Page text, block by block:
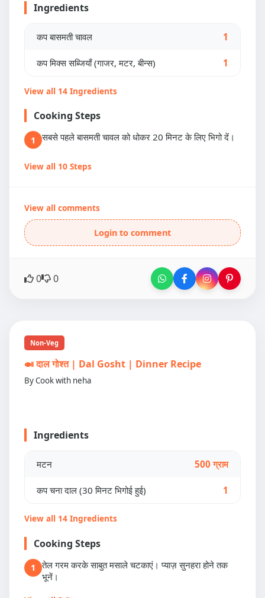
Ingredients
कप बासमती चावल 1
कप मिक्स सब्जियाँ (गाजर, मटर, बीन्स) 1
View all 14 Ingredients
Cooking Steps
1 सबसे पहले बासमती चावल को धोकर 20 मिनट के लिए भिगो दें।
View all 10 Steps
View all comments
Login to comment
0 0
Non-Veg
🍛 दाल गोश्त | Dal Gosht | Dinner Recipe
By Cook with neha
Ingredients
मटन 500 ग्राम
कप चना दाल (30 मिनट भिगोई हुई) 1
View all 14 Ingredients
Cooking Steps
1
तेल गरम करके साबुत मसाले चटकाएं। प्याज़ सुनहरा होने तक
भूनें।